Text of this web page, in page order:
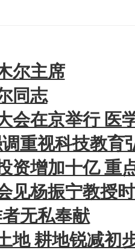
尔主席
同志
会在京举行 医
重视科技教育
资增加十亿 重
见杨振宁教授
无私奉献
地 耕地锐减初